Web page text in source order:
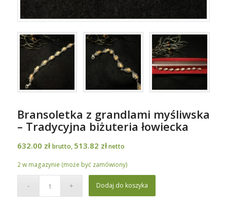
Bransoletka z grandlami myśliwska
– Tradycyjna biżuteria łowiecka
632.00 zł brutto, 513.82 złnetto
2 w magazynie (może być zamówiony)
Dodaj do koszyka